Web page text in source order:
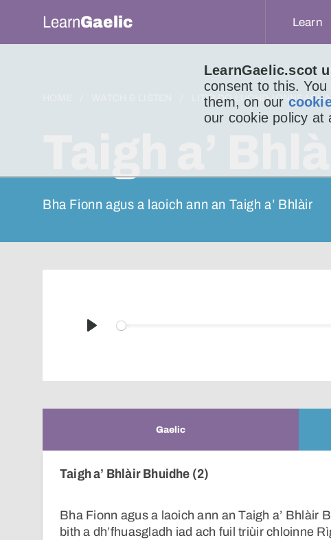
LearnGaelic.scot
consent to this.
them, on our
our cookie policy at
LearnGaelic Learn
LITIR DO LUCHD-
Taigh a’
Bha Fionn agus a laoich ann an Taigh a’ Bhlàir
Play
Gaelic
Taigh a’ Bhlàir Bhuidhe (2)
Bha Fionn agus a laoich ann an Taigh a’ Bhlàir
bith a dh’fhuasgladh iad ach fuil triùir chloinne